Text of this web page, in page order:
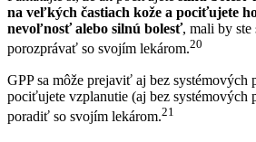
na veľkých častiach kože a pociťujete
nevoľnosť alebo silnú bolesť, mali by ste
porozprávať so svojím lekárom.20
GPP sa môže prejaviť aj bez systémových
pociťujete vzplanutie (aj bez systémových
poradiť so svojím lekárom.21